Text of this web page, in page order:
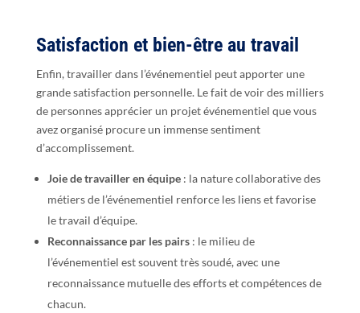
Satisfaction et bien-être au travail
Enfin, travailler dans l’événementiel peut apporter une
grande satisfaction personnelle. Le fait de voir des milliers
de personnes apprécier un projet événementiel que vous
avez organisé procure un immense sentiment
d’accomplissement.
Joie de travailler en équipe: la nature collaborative des
métiers de l’événementiel renforce les liens et favorise
le travail d’équipe.
Reconnaissance par les pairs: le milieu de
l’événementiel est souvent très soudé, avec une
reconnaissance mutuelle des efforts et compétences de
chacun.